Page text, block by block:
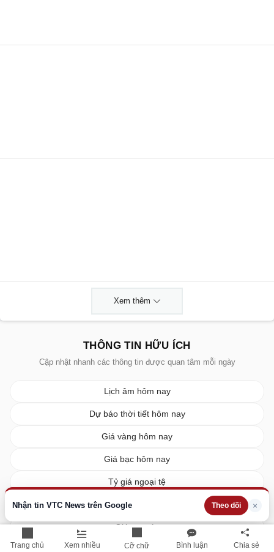
Trang chủ Xem nhiều Cỡ chữ Bình luận Chia sẻ
Nhận tin VTC News trên Google Theo dõi ×
Xem thêm
THÔNG TIN HỮU ÍCH
Cập nhật nhanh các thông tin được quan tâm mỗi ngày
Lịch âm hôm nay
Dự báo thời tiết hôm nay
Giá vàng hôm nay
Giá bạc hôm nay
Tỷ giá ngoại tệ
Giá xe ô tô
Giá xe máy
Giá xăng dầu hôm nay